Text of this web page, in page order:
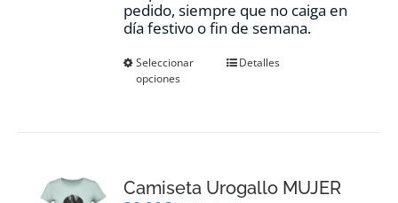
pedido, siempre que no caiga en
día festivo o fin de semana.
Seleccionar
opciones
Este
se
Detalles
Camiseta Urogallo MUJER